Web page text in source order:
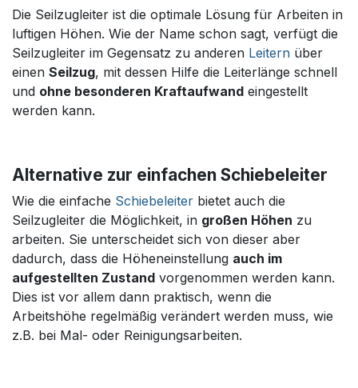
Die Seilzugleiter ist die optimale Lösung für Arbeiten in
luftigen Höhen. Wie der Name schon sagt, verfügt die
Seilzugleiter im Gegensatz zu anderen Leitern über
einen Seilzug, mit dessen Hilfe die Leiterlänge schnell
und ohne besonderen Kraftaufwand eingestellt
werden kann.
Alternative zur einfachen Schiebeleiter
Wie die einfache Schiebeleiter bietet auch die
Seilzugleiter die Möglichkeit, in großen Höhen zu
arbeiten. Sie unterscheidet sich von dieser aber
dadurch, dass die Höheneinstellung auch im
aufgestellten Zustand vorgenommen werden kann.
Dies ist vor allem dann praktisch, wenn die
Arbeitshöhe regelmäßig verändert werden muss, wie
z.B. bei Mal- oder Reinigungsarbeiten.